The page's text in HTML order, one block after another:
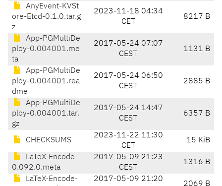
AnyEvent-KVSt
ore-Etcd-0.1.0.tar.g
z
2023-11-18 04:34
CET
8217 B
App-PGMultiDe
ploy-0.004001.me
ta
2017-05-24 07:07
CEST
1131 B
App-PGMultiDe
ploy-0.004001.rea
dme
2017-05-24 06:50
CEST
2885 B
App-PGMultiDe
ploy-0.004001.tar.
gz
2017-05-24 14:47
CEST
6357 B
CHECKSUMS
2023-11-22 11:30
CET
15 KiB
LaTeX-Encode-
0.092.0.meta
2017-05-09 21:23
CEST
1316 B
LaTeX-Encode-
2017-05-09 21:20
2069 B